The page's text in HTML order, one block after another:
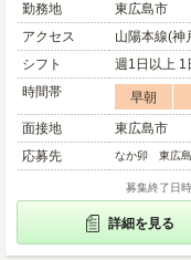
勤務地
東広島市
アクセス
山陽本線(神
シフト
週1日以上 1
時間帯
早朝
面接地
東広島市
応募先
なか卯 東広
募集終了日
詳細を見る